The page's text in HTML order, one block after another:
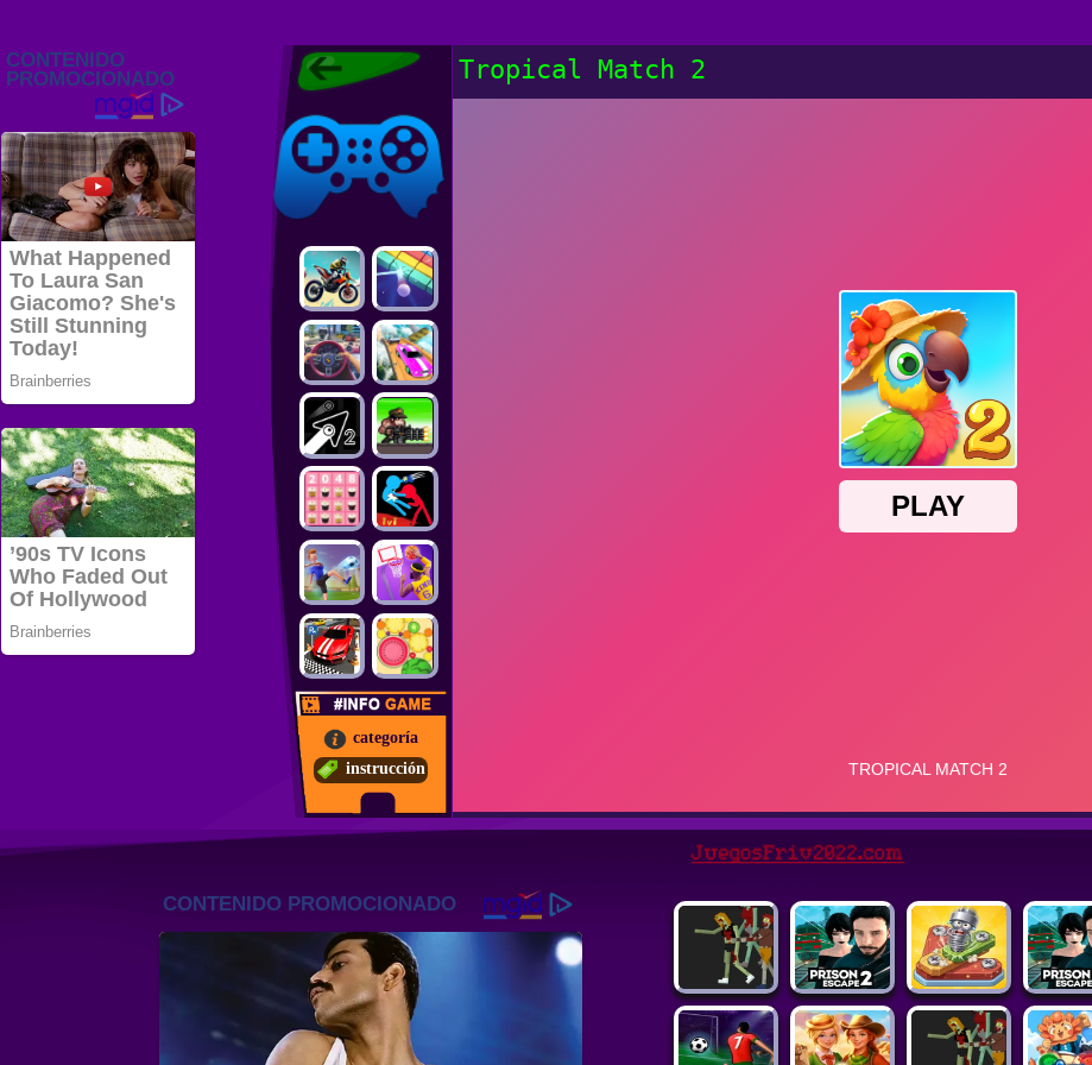
Juegos Friv
2022, Juegos
2022
Juegos Friv
categoría
instrucción
Tropical Match 2